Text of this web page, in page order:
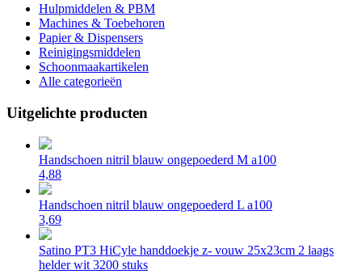
Hulpmiddelen & PBM
Machines & Toebehoren
Papier & Dispensers
Reinigingsmiddelen
Schoonmaakartikelen
Alle categorieën
Uitgelichte producten
Handschoen nitril blauw ongepoederd M a100
4,88
Handschoen nitril blauw ongepoederd L a100
3,69
Satino PT3 HiCyle handdoekje z- vouw 25x23cm 2 laags
helder wit 3200 stuks